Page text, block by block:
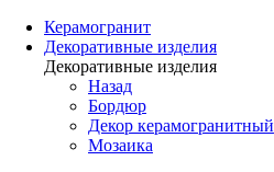
Керамогранит
Декоративные изделия
Декоративные изделия
Назад
Бордюр
Декор керамогранитный
Мозаика